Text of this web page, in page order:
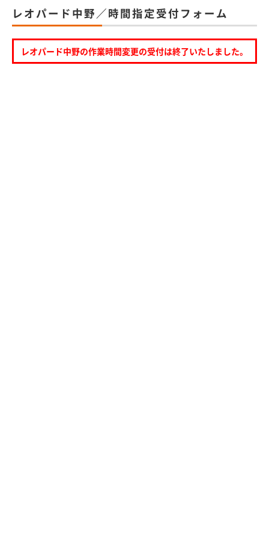
レオパード中野／時間指定受付フォーム
レオパード中野の作業時間変更の受付は終了いたしました。